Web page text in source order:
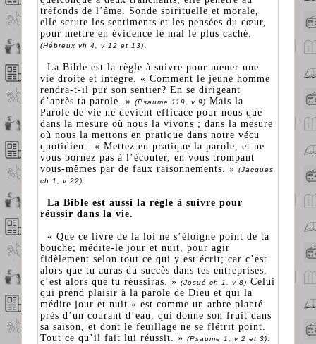
tréfonds de l’âme. Sonde spirituelle et morale,
elle scrute les sentiments et les pensées du cœur,
pour mettre en évidence le mal le plus caché.
(Hébreux vh 4, v 12 et 13)
La Bible est la règle à suivre pour mener une
vie droite et intègre. « Comment le jeune homme
rendra-t-il pur son sentier? En se dirigeant
d’après ta parole. » (Psaume 119, v 9) Mais la
Parole de vie ne devient efficace pour nous que
dans la mesure où nous la vivons ; dans la mesure
où nous la mettons en pratique dans notre vécu
quotidien : « Mettez en pratique la parole, et ne
vous bornez pas à l’écouter, en vous trompant
vous-mêmes par de faux raisonnements. » (Jacques
ch 1, v 22)
La Bible est aussi la règle à suivre pour
réussir dans la vie.
« Que ce livre de la loi ne s’éloigne point de ta
bouche; médite-le jour et nuit, pour agir
fidèlement selon tout ce qui y est écrit; car c’est
alors que tu auras du succès dans tes entreprises,
c’est alors que tu réussiras. » (Josué ch 1, v 8) Celui
qui prend plaisir à la parole de Dieu et qui la
médite jour et nuit « est comme un arbre planté
près d’un courant d’eau, qui donne son fruit dans
sa saison, et dont le feuillage ne se flétrit point.
Tout ce qu’il fait lui réussit. » (Psaume 1, v 2 et 3)